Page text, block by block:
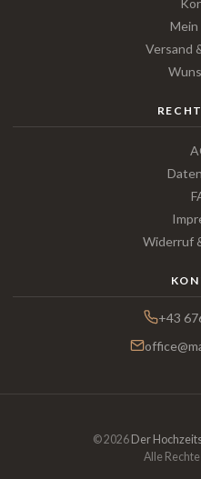
Versand
Widerruf
+43
© 2026 Der
Alle